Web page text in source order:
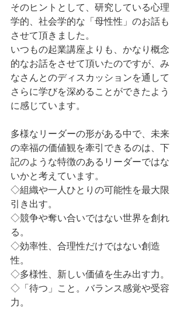
そのヒントとして、研究している心理
学的、社会学的な「母性性」のお話も
させて頂きました。
いつもの起業講座よりも、かなり概念
的なお話をさせて頂いたのですが、み
なさんとのディスカッションを通して
さらに学びを深めることができたよう
に感じています。
多様なリーダーの形がある中で、未来
の幸福の価値観を牽引できるのは、下
記のような特徴のあるリーダーではな
いかと考えています。
◇組織や一人ひとりの可能性を最大限
引き出す。
◇競争や奪い合いではない世界を創れ
る。
◇効率性、合理性だけではない創造
性。
◇多様性、新しい価値を生み出す力。
◇「待つ」こと。バランス感覚や受容
力。